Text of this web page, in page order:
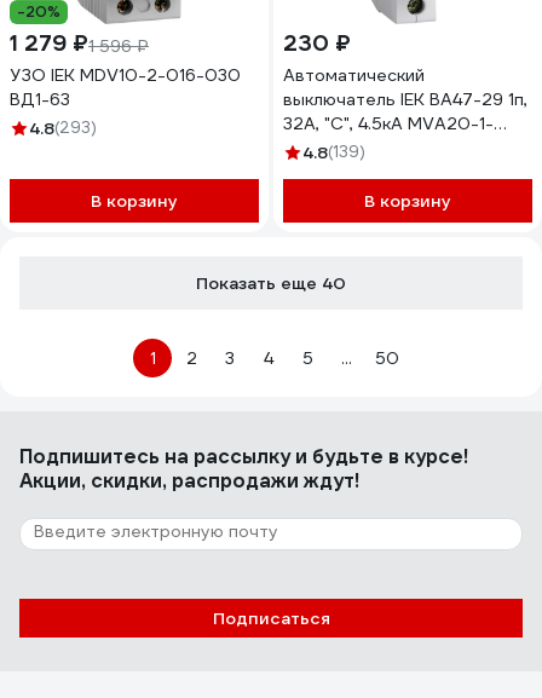
-20%
1 279 ₽1 596 ₽
УЗО IEK MDV10-2-016-030
ВД1-63
4.8(293)
В корзину
230 ₽
Автоматический
выключатель IEK ВА47-29 1п,
32А, "С", 4.5кА MVA20-1-
032-C
4.8(139)
В корзину
Показать еще 40
1 2 3 4 5 ... 50
Подпишитесь на рассылкуи будьте в курсе!
Акции, скидки, распродажи ждут!
Подписаться